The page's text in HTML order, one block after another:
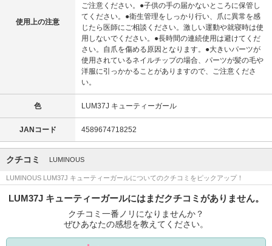
使用上の注意
ご注意ください。●子供の手の届かないところに保管し
てください。●衛生管理をしっかり行い、爪に異常を感
じたら医師にご相談ください。激しい運動や就寝時は使
用しないでください。●長時間の連続使用は避けてくだ
さい。自爪を傷める原因となります。●大きいパーツが
使用されているネイルチップの場合、パーツが髪の毛や
洋服に引っかかることがありますので、ご注意くださ
い。
色 LUM37J キューティーガール
JANコード 4589674718252
クチコミ LUMINOUS
LUMINOUS LUM37J キューティーガールについてのクチコミをピックアップ！
LUM37J キューティーガールにはまだクチコミがありません。
クチコミ一番ノリになりませんか？
ぜひあなたの感想を教えてください。